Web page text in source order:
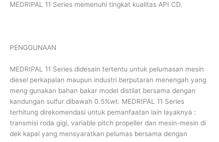
MEDRIPAL 11 Series memenuhi tingkat kualitas API CD.
PENGGUNAAN
MEDRIPAL 11 Series didesain tertentu untuk pelumasan mesin
diesel perkapalan maupun industri berputaran menengah yang
meng gunakan bahan bakar model distilat bersama dengan
kandungan sulfur dibawah 0.5%wt. MEDRIPAL 11 Series
terhitung direkomendasi untuk pemanfaatan lain layaknya :
transmisi roda gigi, variable pitch propeller dan mesin-mesin di
dek kapal yang mensyaratkan pelumas bersama dengan